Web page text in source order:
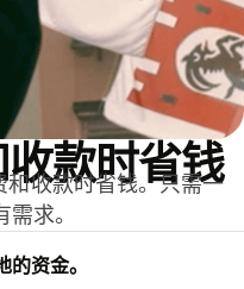
款时省钱
收款时省钱。只需一
求。
资金。